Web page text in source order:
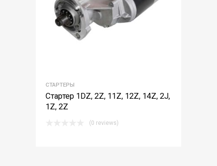
СТАРТЕРЫ
Стартер 1DZ, 2Z, 11Z, 12Z, 14Z, 2J,
1Z, 2Z
(0 reviews)